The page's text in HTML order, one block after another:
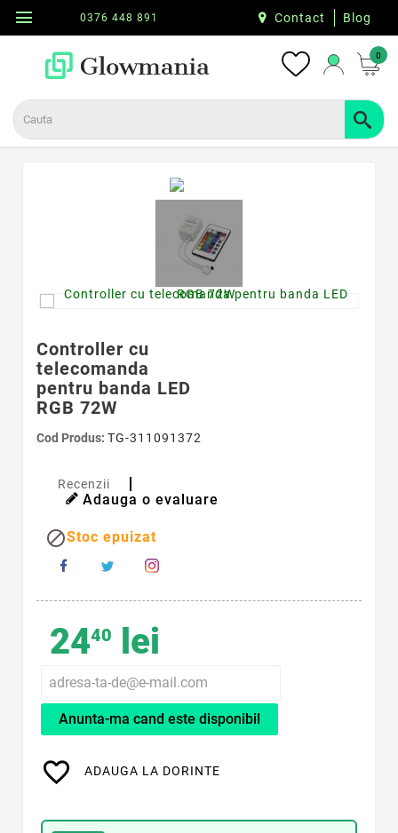
menu Contact Blog
0376 448 891
0
Controller cu
telecomanda
pentru banda LED
RGB 72W
Cod Produs: TG-311091372
Recenzii
Adauga o evaluare
Stoc epuizat
2440 lei
Anunta-ma cand este disponibil
favorite_border ADAUGA LA DORINTE